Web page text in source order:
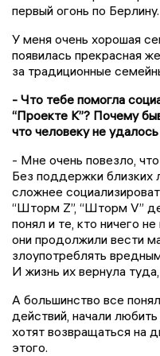
первый огонь по
У меня очень хорошая
появилась прекрасная
за традиционные
- Что тебе помогла
“Проекте К”? Почему
что человеку не
- Мне очень повезло,
Без поддержки
сложнее
“Шторм Z”, “Шторм V”
понял и те, кто ничего
они продолжили вести
злоупотреблять
И жизнь их вернула
А большинство все
действий, начали
хотят возвращаться на
этого.